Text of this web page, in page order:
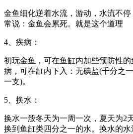
金鱼细化逆着水流，游动，水流不
常说：金鱼会累死。就是这个道理
4、疾病：
初玩金鱼，可在鱼缸内加些预防性
病，可在缸内下入：无碘盐(千分之
一支)。
5、换水：
换水一般冬天为一周一次，夏天为2
换到鱼缸类四分之一的水。换水的